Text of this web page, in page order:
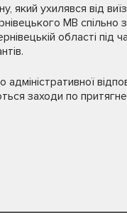
який ухилявся від
МВ спільно
області під
адміністративної
заходи по